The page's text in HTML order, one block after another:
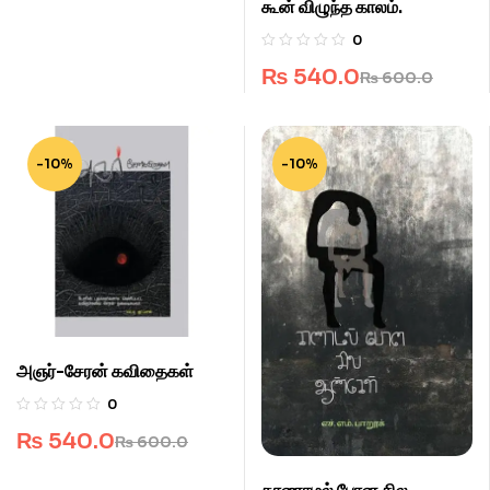
கூன் விழுந்த காலம்.
0
₨600.0
₨ 540.0
-10%
அஞர்-சேரன் கவிதைகள்
0
₨600.0
₨ 540.0
-10%